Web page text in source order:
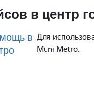
в центр
в Для
Muni Metro.